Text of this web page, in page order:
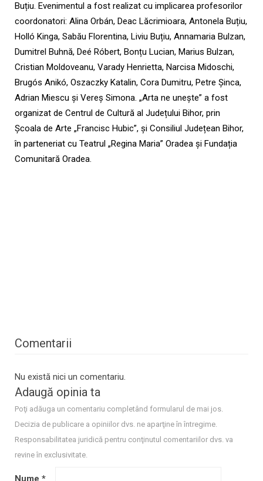
Buțiu. Evenimentul a fost realizat cu implicarea profesorilor
coordonatori: Alina Orbán, Deac Lăcrimioara, Antonela Buțiu,
Holló Kinga, Sabău Florentina, Liviu Buțiu, Annamaria Bulzan,
Dumitrel Buhnă, Deé Róbert, Bonțu Lucian, Marius Bulzan,
Cristian Moldoveanu, Varady Henrietta, Narcisa Midoschi,
Brugós Anikó, Oszaczky Katalin, Cora Dumitru, Petre Șinca,
Adrian Miescu și Vereș Simona. „Arta ne unește” a fost
organizat de Centrul de Cultură al Județului Bihor, prin
Școala de Arte „Francisc Hubic”, și Consiliul Județean Bihor,
în parteneriat cu Teatrul „Regina Maria” Oradea și Fundația
Comunitară Oradea.
Comentarii
Nu există nici un comentariu.
Adaugă opinia ta
Poţi adăuga un comentariu completând formularul de mai jos.
Decizia de publicare a opiniilor dvs. ne aparţine în întregime.
Responsabilitatea juridică pentru conţinutul comentariilor dvs. va
revine în exclusivitate.